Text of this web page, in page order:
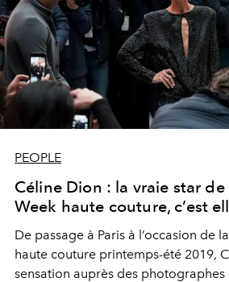
PEOPLE
Céline Dion : la vraie star de
Week haute couture, c’est
De passage à Paris à l’occasion de
haute couture printemps-été 2019,
sensation auprès des photographes